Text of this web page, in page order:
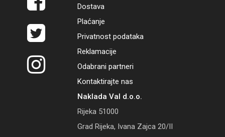
Dostava
Plaćanje
Privatnost podataka
Reklamacije
Odabrani partneri
Kontaktirajte nas
Naklada Val d.o.o.
Rijeka 51000
Grad Rijeka, Ivana Zajca 20/II